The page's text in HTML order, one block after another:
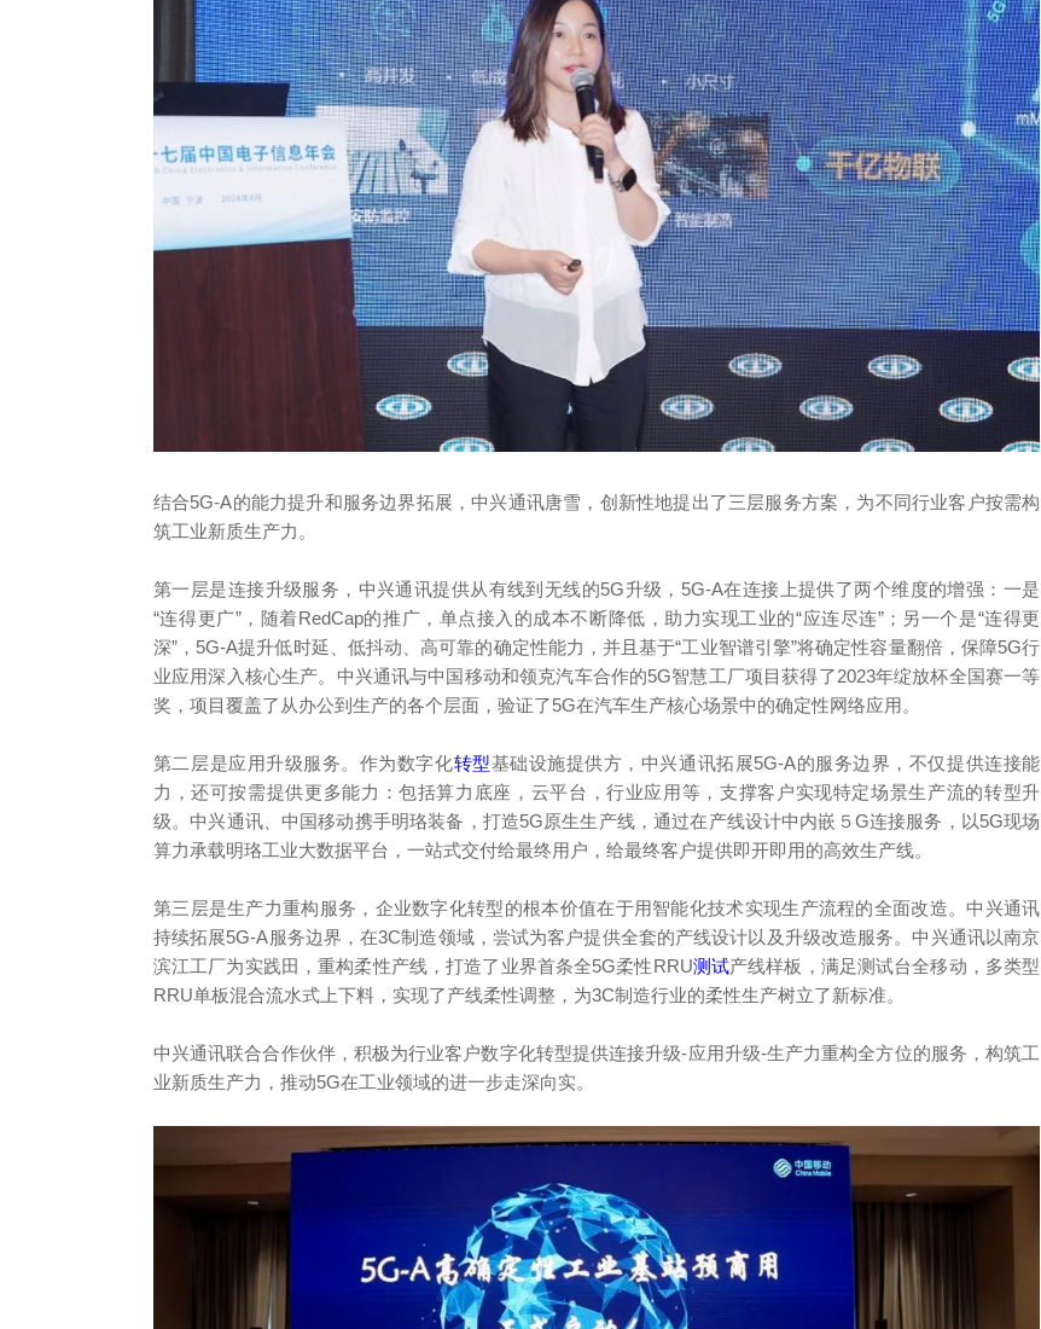
结合5G-A的能力提升和服务边界拓展，中兴通讯唐雪，创新性地提出了三层服务方案，为不同行业客户按需构
筑工业新质生产力。
第一层是连接升级服务，中兴通讯提供从有线到无线的5G升级，5G-A在连接上提供了两个维度的增强：一是
“连得更广”，随着RedCap的推广，单点接入的成本不断降低，助力实现工业的“应连尽连”；另一个是“连得更
深”，5G-A提升低时延、低抖动、高可靠的确定性能力，并且基于“工业智谱引擎”将确定性容量翻倍，保障5G行
业应用深入核心生产。中兴通讯与中国移动和领克汽车合作的5G智慧工厂项目获得了2023年绽放杯全国赛一等
奖，项目覆盖了从办公到生产的各个层面，验证了5G在汽车生产核心场景中的确定性网络应用。
第二层是应用升级服务。作为数字化转型基础设施提供方，中兴通讯拓展5G-A的服务边界，不仅提供连接能
力，还可按需提供更多能力：包括算力底座，云平台，行业应用等，支撑客户实现特定场景生产流的转型升
级。中兴通讯、中国移动携手明珞装备，打造5G原生生产线，通过在产线设计中内嵌５G连接服务，以5G现场
算力承载明珞工业大数据平台，一站式交付给最终用户，给最终客户提供即开即用的高效生产线。
第三层是生产力重构服务，企业数字化转型的根本价值在于用智能化技术实现生产流程的全面改造。中兴通讯
持续拓展5G-A服务边界，在3C制造领域，尝试为客户提供全套的产线设计以及升级改造服务。中兴通讯以南京
滨江工厂为实践田，重构柔性产线，打造了业界首条全5G柔性RRU测试产线样板，满足测试台全移动，多类型
RRU单板混合流水式上下料，实现了产线柔性调整，为3C制造行业的柔性生产树立了新标准。
中兴通讯联合合作伙伴，积极为行业客户数字化转型提供连接升级-应用升级-生产力重构全方位的服务，构筑工
业新质生产力，推动5G在工业领域的进一步走深向实。